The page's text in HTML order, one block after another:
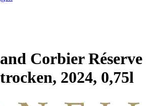
Corbier Réserve
2024, 0,75l